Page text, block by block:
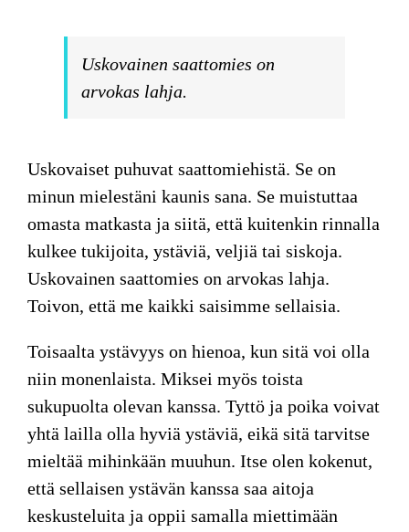
Uskovainen saattomies on
arvokas lahja.
Uskovaiset puhuvat saattomiehistä. Se on
minun mielestäni kaunis sana. Se muistuttaa
omasta matkasta ja siitä, että kuitenkin rinnalla
kulkee tukijoita, ystäviä, veljiä tai siskoja.
Uskovainen saattomies on arvokas lahja.
Toivon, että me kaikki saisimme sellaisia.
Toisaalta ystävyys on hienoa, kun sitä voi olla
niin monenlaista. Miksei myös toista
sukupuolta olevan kanssa. Tyttö ja poika voivat
yhtä lailla olla hyviä ystäviä, eikä sitä tarvitse
mieltää mihinkään muuhun. Itse olen kokenut,
että sellaisen ystävän kanssa saa aitoja
keskusteluita ja oppii samalla miettimään